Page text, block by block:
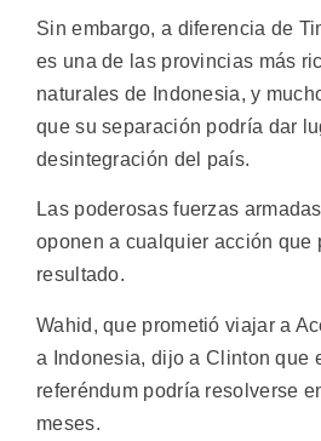
Sin embargo, a diferencia de
es una de las provincias más
naturales de Indonesia, y
que su separación podría dar
desintegración del país.
Las poderosas fuerzas
oponen a cualquier acción que
resultado.
Wahid, que prometió viajar a
a Indonesia, dijo a Clinton que
referéndum podría resolverse
meses.